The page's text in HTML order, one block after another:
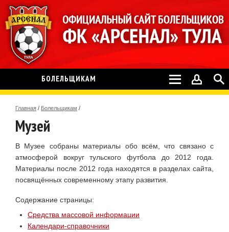
БОЛЕЛЬЩИКАМ
Главная / Болельщикам /
Музей
В Музее собраны материалы обо всём, что связано с
атмосферой вокруг тульского футбола до 2012 года.
Материалы после 2012 года находятся в разделах сайта,
посвящённых современному этапу развития.
Содержание страницы:
Средства массовой информации
Календари-справочники